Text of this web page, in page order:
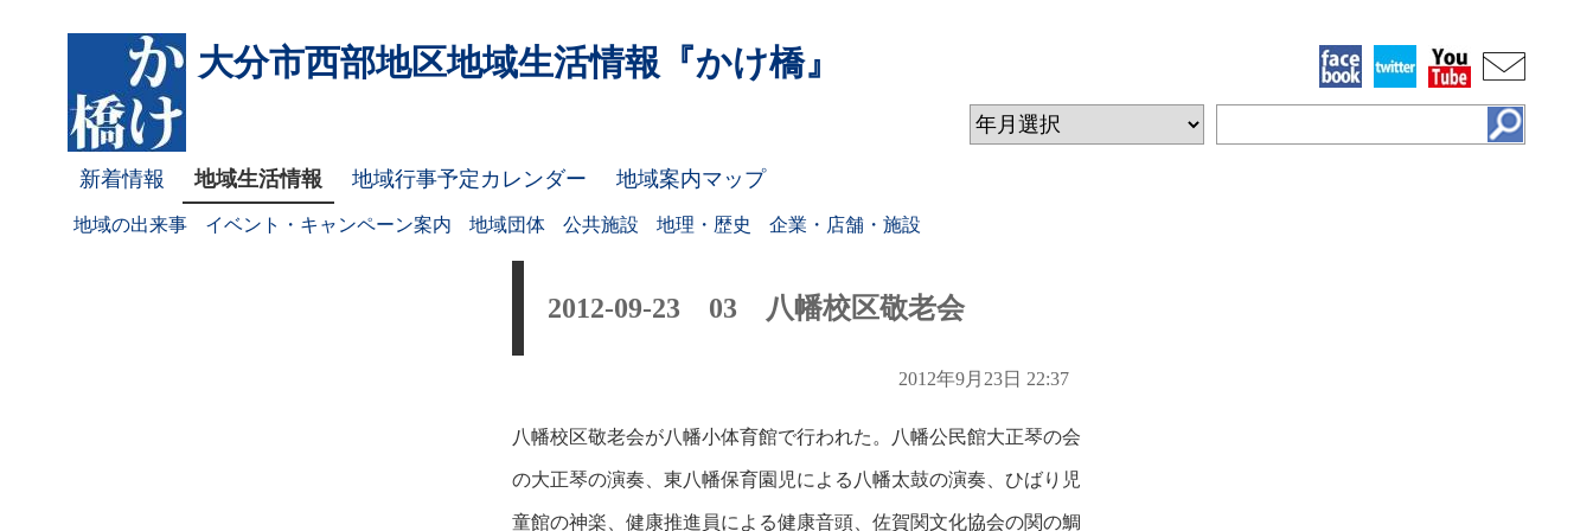
大分市西部地区地域生活情報 『かけ橋』
新着情報 地域生活情報 地域行事予定カレンダー 地域案内マップ
地域の出来事 イベント・キャンペーン案内 地域団体 公共施設 地理・歴史 企業・店舗・施設
2012-09-23 03 八幡校区敬老会
2012年9月23日 22:37
八幡校区敬老会が八幡小体育館で行われた。八幡公民館大正琴の会
の大正琴の演奏、東八幡保育園児による八幡太鼓の演奏、ひばり児
童館の神楽、健康推進員による健康音頭、佐賀関文化協会の関の鯛